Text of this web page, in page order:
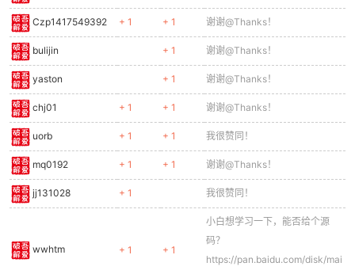
Czp1417549392 + 1 + 1 谢谢@Thanks！
bulijin + 1 谢谢@Thanks！
yaston + 1 谢谢@Thanks！
chj01 + 1 + 1 谢谢@Thanks！
uorb + 1 + 1 我很赞同！
mq0192 + 1 + 1 谢谢@Thanks！
jj131028 + 1 我很赞同！
wwhtm + 1 + 1
小白想学习一下，能否给个源
码？
https://pan.baidu.com/disk/mai